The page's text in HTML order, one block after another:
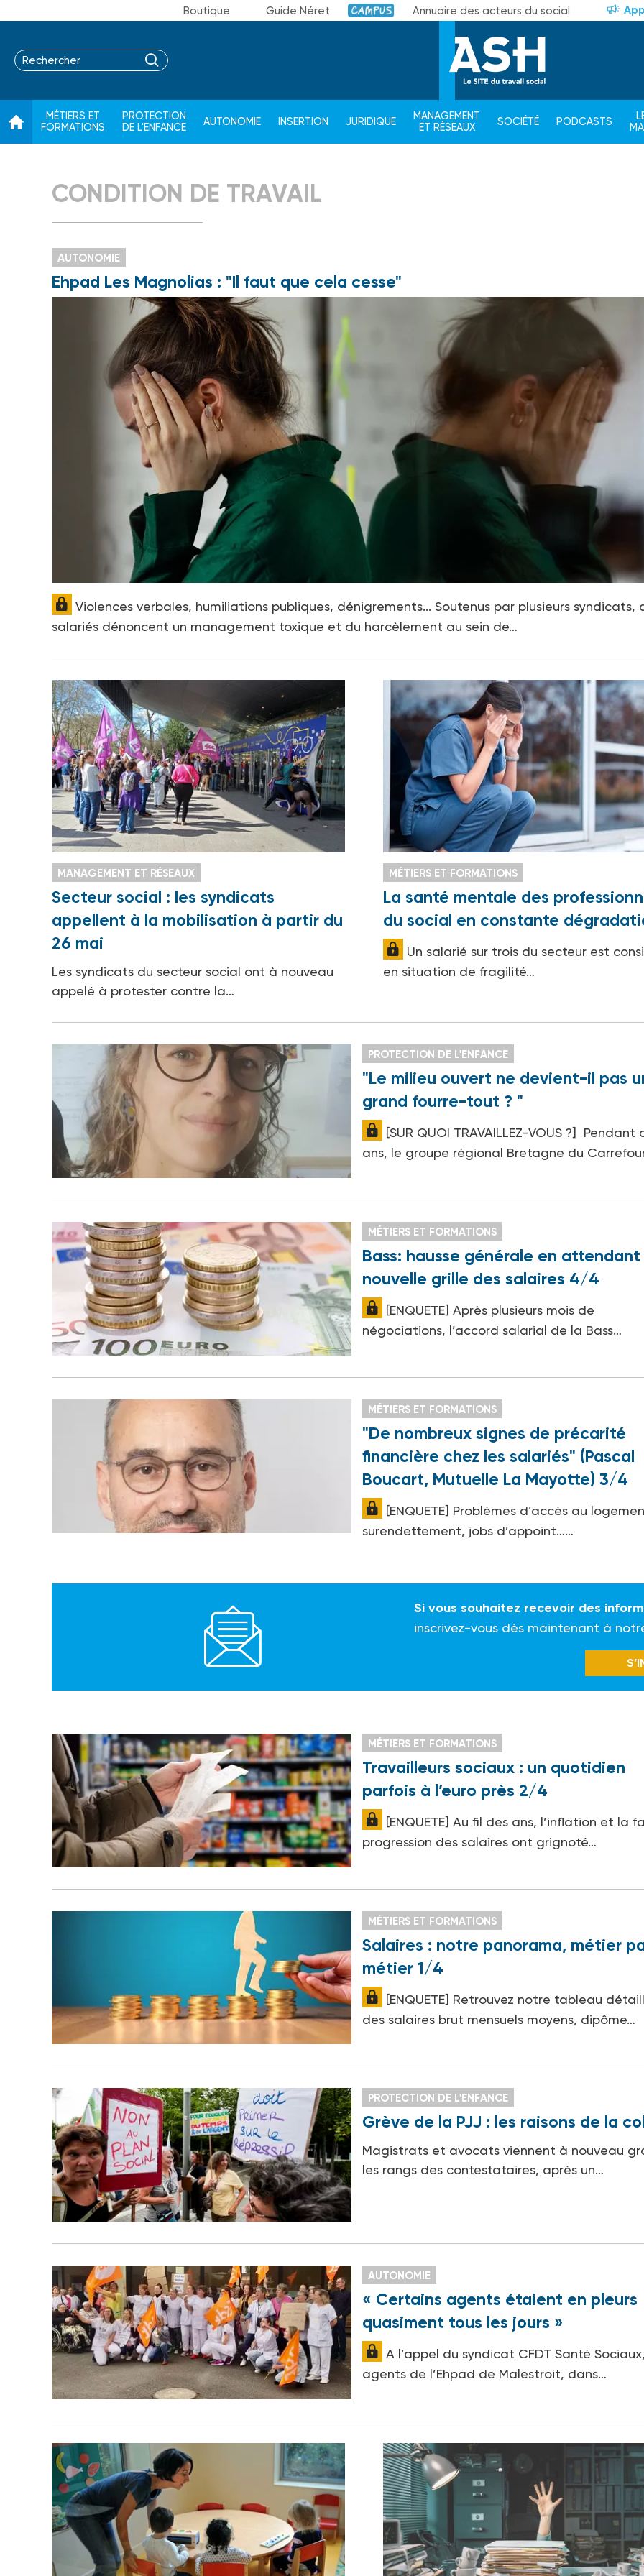
Boutique Guide Néret Campus Annuaire des acteurs du social
MÉTIERS ET
FORMATIONS
PROTECTION
DE L'ENFANCE
AUTONOMIE INSERTION JURIDIQUE
MANAGEMENT
ET RÉSEAUX
SOCIÉTÉ PODCASTS
CONDITION DE TRAVAIL
AUTONOMIE
Ehpad Les Magnolias : "Il faut que cela cesse"
Violences verbales, humiliations publiques, dénigrements... Soutenus par plusieurs syndicats,
salariés dénoncent un management toxique et du harcèlement au sein de…
MANAGEMENT ET RÉSEAUX
Secteur social : les syndicats
appellent à la mobilisation à partir du
26 mai
Les syndicats du secteur social ont à nouveau
appelé à protester contre la…
MÉTIERS ET FORMATIONS
La santé mentale des
du social en constante
Un salarié sur trois du secteur est
en situation de fragilité…
PROTECTION DE L'ENFANCE
"Le milieu ouvert ne devient-il pas
grand fourre-tout ? "
[SUR QUOI TRAVAILLEZ-VOUS ?] Pendant
ans, le groupe régional Bretagne du
MÉTIERS ET FORMATIONS
Bass: hausse générale en attendant
nouvelle grille des salaires 4/4
[ENQUETE] Après plusieurs mois de
négociations, l’accord salarial de la Bass…
MÉTIERS ET FORMATIONS
"De nombreux signes de précarité
financière chez les salariés" (Pascal
Boucart, Mutuelle La Mayotte) 3/4
[ENQUETE] Problèmes d’accès au
surendettement, jobs d’appoint……
Si vous souhaitez recevoir des
inscrivez-vous dès maintenant à
MÉTIERS ET FORMATIONS
Travailleurs sociaux : un quotidien
parfois à l’euro près 2/4
[ENQUETE] Au fil des ans, l’inflation et la
progression des salaires ont grignoté…
MÉTIERS ET FORMATIONS
Salaires : notre panorama, métier
métier 1/4
[ENQUETE] Retrouvez notre tableau
des salaires brut mensuels moyens, dipôme…
PROTECTION DE L'ENFANCE
Grève de la PJJ : les raisons de la
Magistrats et avocats viennent à nouveau
les rangs des contestataires, après un…
AUTONOMIE
« Certains agents étaient en pleurs
quasiment tous les jours »
A l’appel du syndicat CFDT Santé
agents de l’Ehpad de Malestroit, dans…